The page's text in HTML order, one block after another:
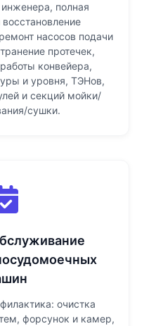
полная
насосов подачи
протечек,
конвейера,
и уровня, ТЭНов,
и секций мойки/
сушки.
очистка
форсунок и камер,